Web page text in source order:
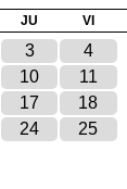
JU VI
3 4
10 11
17 18
24 25